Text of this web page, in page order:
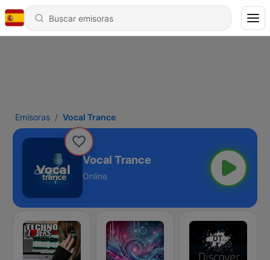
Emisoras Vocal Trance
Vocal Trance
Online